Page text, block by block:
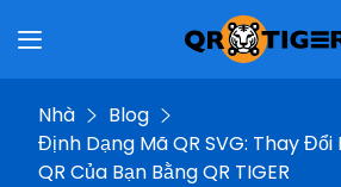
Nhà
Blog
Định Dạng Mã QR SVG: Thay
QR Của Bạn Bằng QR TIGER